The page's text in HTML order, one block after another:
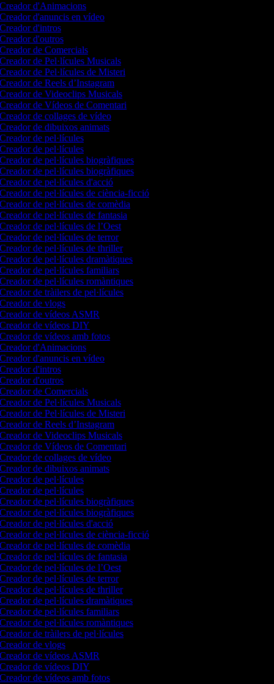
d'Animacions
d'anuncis en vídeo
d'intros
d'outros
de Comercials
de Pel·lícules Musicals
de Pel·lícules de Misteri
de Reels d’Instagram
de Videoclips Musicals
de Vídeos de Comentari
de collages de vídeo
de dibuixos animats
de pel·lícules
de pel·lícules
de pel·lícules biogràfiques
de pel·lícules biogràfiques
de pel·lícules d'acció
de pel·lícules de ciència-ficció
de pel·lícules de comèdia
de pel·lícules de fantasia
de pel·lícules de l’Oest
de pel·lícules de terror
de pel·lícules de thriller
de pel·lícules dramàtiques
de pel·lícules familiars
de pel·lícules romàntiques
de tràilers de pel·lícules
de vlogs
de vídeos ASMR
de vídeos DIY
de vídeos amb fotos
d'Animacions
d'anuncis en vídeo
d'intros
d'outros
de Comercials
de Pel·lícules Musicals
de Pel·lícules de Misteri
de Reels d’Instagram
de Videoclips Musicals
de Vídeos de Comentari
de collages de vídeo
de dibuixos animats
de pel·lícules
de pel·lícules
de pel·lícules biogràfiques
de pel·lícules biogràfiques
de pel·lícules d'acció
de pel·lícules de ciència-ficció
de pel·lícules de comèdia
de pel·lícules de fantasia
de pel·lícules de l’Oest
de pel·lícules de terror
de pel·lícules de thriller
de pel·lícules dramàtiques
de pel·lícules familiars
de pel·lícules romàntiques
de tràilers de pel·lícules
de vlogs
de vídeos ASMR
de vídeos DIY
de vídeos amb fotos